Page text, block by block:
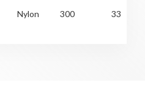
Nylon 300 33